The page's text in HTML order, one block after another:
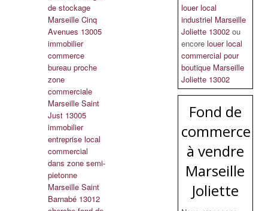
de stockage
Marseille Cinq
Avenues 13005
immobilier
commerce
bureau proche
zone
commerciale
Marseille Saint
Just 13005
immobilier
entreprise local
commercial
dans zone semi-
pietonne
Marseille Saint
Barnabé 13012
louer local
industriel Marseille
Joliette 13002 ou
encore louer local
commercial pour
boutique Marseille
Joliette 13002
Fond de
commerce
à vendre
Marseille
Joliette